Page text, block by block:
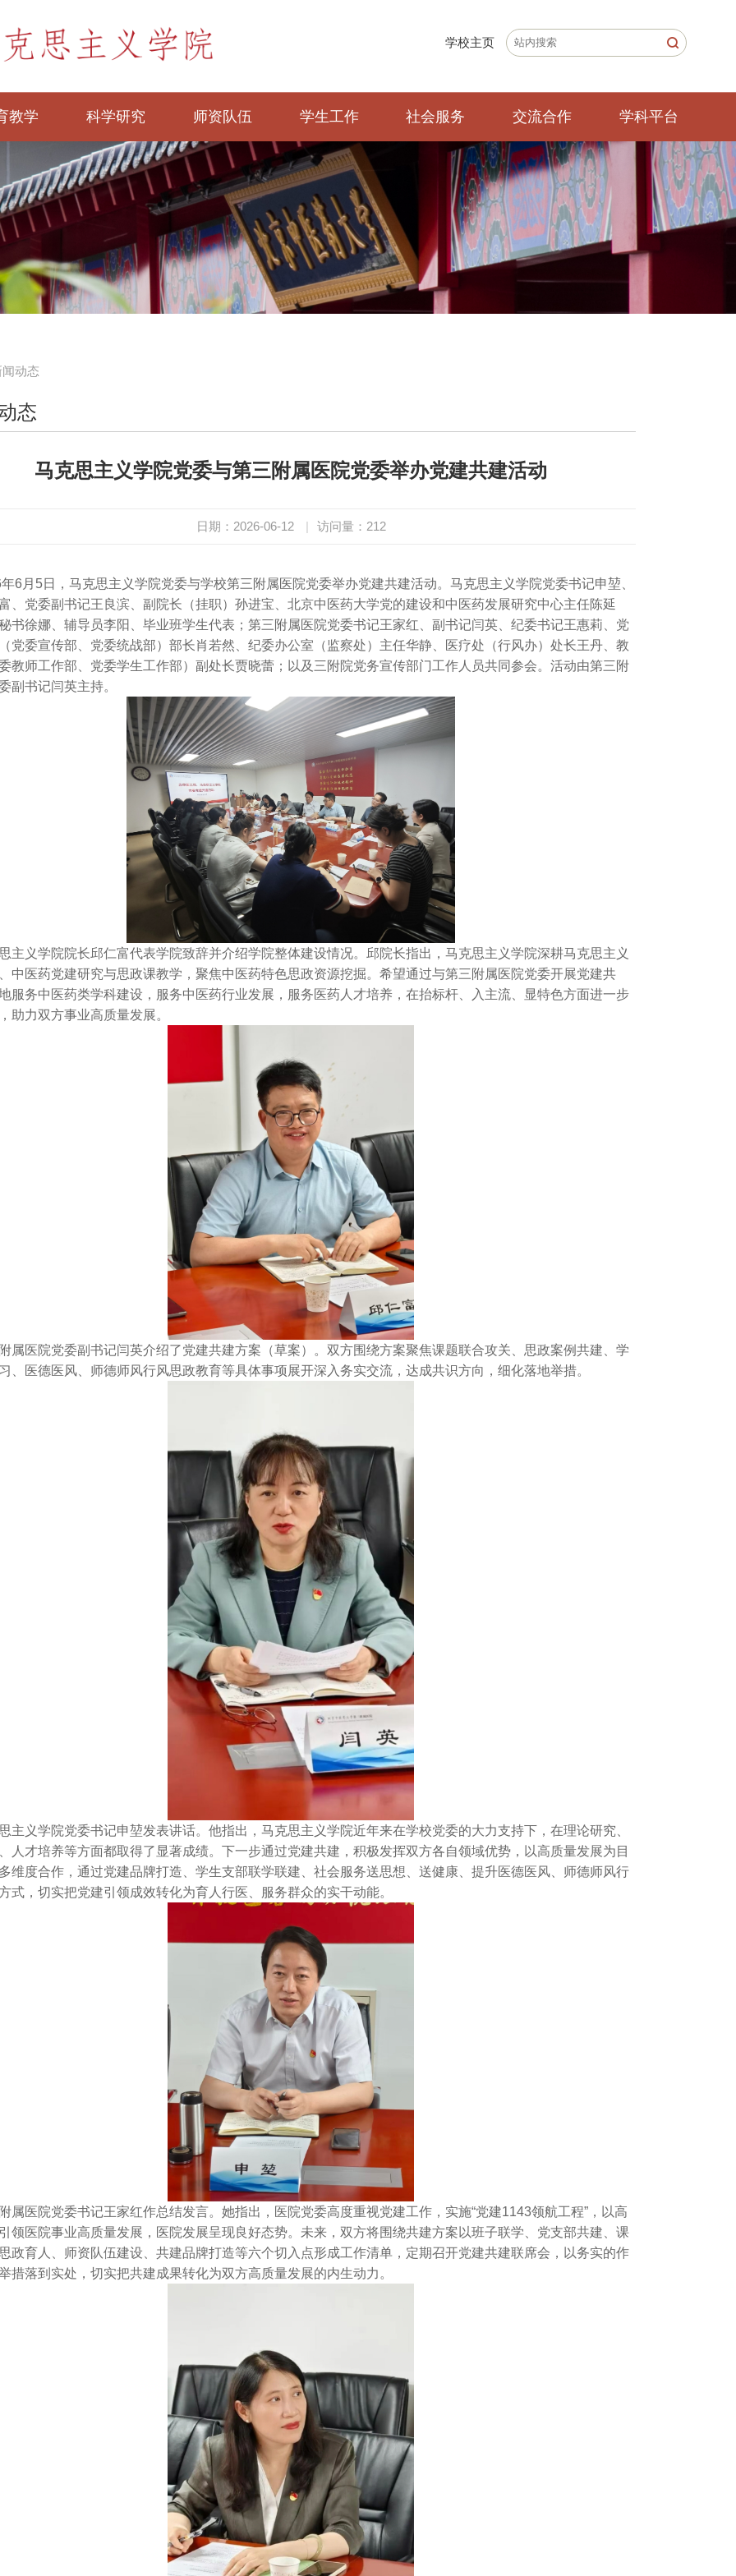
学校主页
教学 科学研究 师资队伍 学生工作 社会服务 交流合作 学科平台
动态
态
马克思主义学院党委与第三附属医院党委举办党建共建活动
日期：2026-06-12 | 访问量： 212
6月5日，马克思主义学院党委与学校第三附属医院党委举办党建共建活动。马克思主义学院党委书记申堃、
、党委副书记王良滨、副院长（挂职）孙进宝、北京中医药大学党的建设和中医药发展研究中心主任陈延
书徐娜、辅导员李阳、毕业班学生代表；第三附属医院党委书记王家红、副书记闫英、纪委书记王惠莉、党
党委宣传部、党委统战部）部长肖若然、纪委办公室（监察处）主任华静、医疗处（行风办）处长王丹、教
教师工作部、党委学生工作部）副处长贾晓蕾；以及三附院党务宣传部门工作人员共同参会。活动由第三附
副书记闫英主持。
主义学院院长邱仁富代表学院致辞并介绍学院整体建设情况。邱院长指出，马克思主义学院深耕马克思主义
中医药党建研究与思政课教学，聚焦中医药特色思政资源挖掘。希望通过与第三附属医院党委开展党建共
服务中医药类学科建设，服务中医药行业发展，服务医药人才培养，在抬标杆、入主流、显特色方面进一步
助力双方事业高质量发展。
属医院党委副书记闫英介绍了党建共建方案（草案）。双方围绕方案聚焦课题联合攻关、思政案例共建、学
、医德医风、师德师风行风思政教育等具体事项展开深入务实交流，达成共识方向，细化落地举措。
主义学院党委书记申堃发表讲话。他指出，马克思主义学院近年来在学校党委的大力支持下，在理论研究、
人才培养等方面都取得了显著成绩。下一步通过党建共建，积极发挥双方各自领域优势，以高质量发展为目
维度合作，通过党建品牌打造、学生支部联学联建、社会服务送思想、送健康、提升医德医风、师德师风行
式，切实把党建引领成效转化为育人行医、服务群众的实干动能。
属医院党委书记王家红作总结发言。她指出，医院党委高度重视党建工作，实施“党建1143领航工程”，以高
领医院事业高质量发展，医院发展呈现良好态势。未来，双方将围绕共建方案以班子联学、党支部共建、课
政育人、师资队伍建设、共建品牌打造等六个切入点形成工作清单，定期召开党建共建联席会，以务实的作
措落到实处，切实把共建成果转化为双方高质量发展的内生动力。